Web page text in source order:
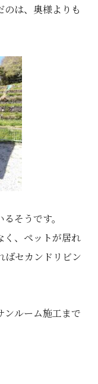
は、奥様よりも
そうです。
く、ペットが居れ
ばセカンドリビン